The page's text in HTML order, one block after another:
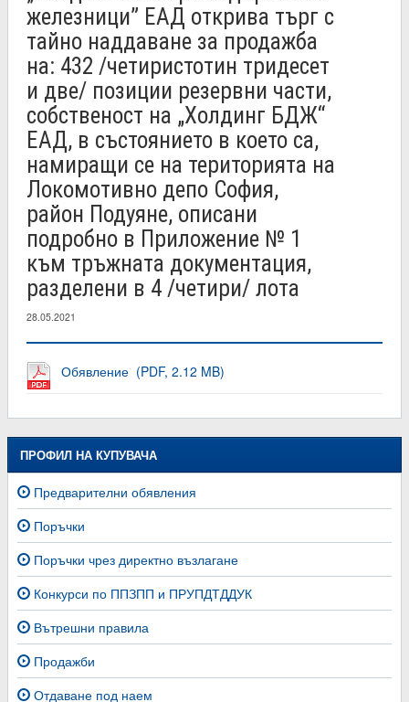
железници” ЕАД открива търг с
тайно наддаване за продажба
на: 432 /четиристотин тридесет
и две/ позиции резервни части,
собственост на „Холдинг БДЖ“
ЕАД, в състоянието в което са,
намиращи се на територията на
Локомотивно депо София,
район Подуяне, описани
подробно в Приложение № 1
към тръжната документация,
разделени в 4 /четири/ лота
28.05.2021
Обявление (PDF, 2.12 MB)
ПРОФИЛ НА КУПУВАЧА
Предварителни обявления
Поръчки
Поръчки чрез директно възлагане
Конкурси по ППЗПП и ПРУПДТДДУК
Вътрешни правила
Продажби
Отдаване под наем